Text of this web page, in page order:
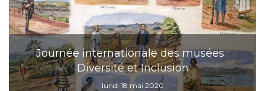
Journée internationale des musées :
Diversité et Inclusion
lundi 18 mai 2020